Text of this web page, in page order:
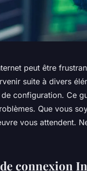
peut être
suite à divers
configuration. Ce
Que vous
vous attendent.
connexion